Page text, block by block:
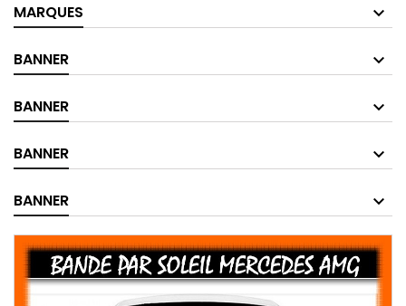
MARQUES
BANNER
BANNER
BANNER
BANNER